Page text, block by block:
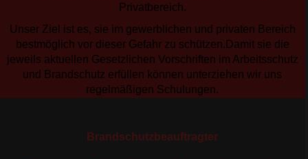
Privatbereich.
Unser Ziel ist es, sie im gewerblichen und privaten Bereich
bestmöglich vor dieser Gefahr zu schützen.Damit sie die
jeweils aktuellen Gesetzlichen Vorschriften im Arbeitsschutz
und Brandschutz erfüllen können unterziehen wir uns
regelmäßigen Schulungen.
Brandschutzbeauftragter